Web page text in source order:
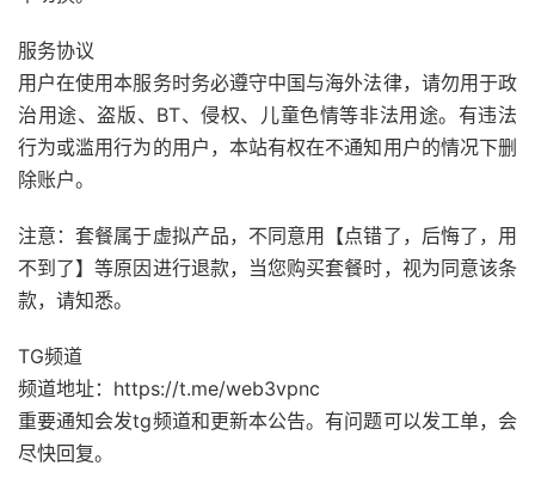
服务协议
用户在使用本服务时务必遵守中国与海外法律，请勿用于政
治用途、盗版、BT、侵权、儿童色情等非法用途。有违法
行为或滥用行为的用户，本站有权在不通知用户的情况下删
除账户。
注意：套餐属于虚拟产品，不同意用【点错了，后悔了，用
不到了】等原因进行退款，当您购买套餐时，视为同意该条
款，请知悉。
TG频道
频道地址：https://t.me/web3vpnc
重要通知会发tg频道和更新本公告。有问题可以发工单，会
尽快回复。